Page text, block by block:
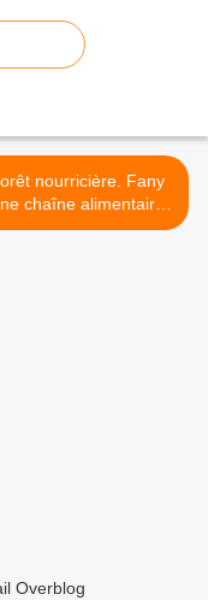
nourricière. Fany
chaîne alimentaire.
>
Overblog